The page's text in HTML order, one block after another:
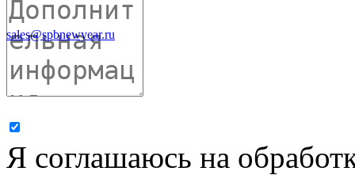
sales@spbnewyear.ru
Я соглашаюсь на